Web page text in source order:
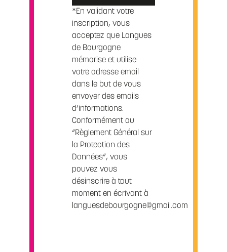
*En validant votre
inscription, vous
acceptez que Langues
de Bourgogne
mémorise et utilise
votre adresse email
dans le but de vous
envoyer des emails
d’informations.
Conformément au
“Règlement Général sur
la Protection des
Données”, vous
pouvez vous
désinscrire à tout
moment en écrivant à
languesdebourgogne@gmail.com